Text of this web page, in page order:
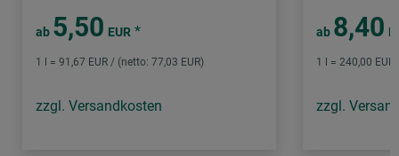
ab 5,50 EUR *
1 l = 91,67 EUR / (netto: 77,03 EUR)
zzgl. Versandkosten
ab 8,40
1 l = 240,00
zzgl.